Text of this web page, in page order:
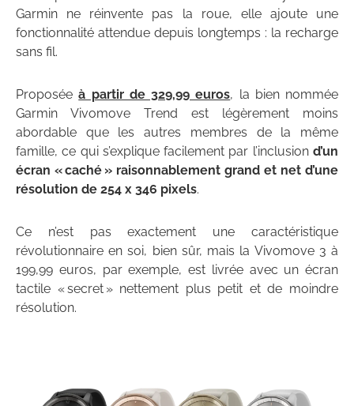
Garmin ne réinvente pas la roue, elle ajoute une
fonctionnalité attendue depuis longtemps : la recharge
sans fil.
Proposéeà partir de 329,99 euros, la bien nommée
Garmin Vivomove Trend est légèrement moins
abordable que les autres membres de la même
famille, ce qui s’explique facilement par l’inclusion d’un
écran « caché » raisonnablement grand et net d’une
résolution de 254 x 346 pixels.
Ce n’est pas exactement une caractéristique
révolutionnaire en soi, bien sûr, mais la Vivomove 3 à
199,99 euros, par exemple, est livrée avec un écran
tactile « secret » nettement plus petit et de moindre
résolution.